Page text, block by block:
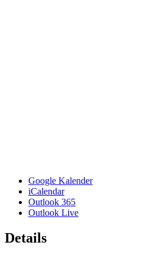
Google Kalender
iCalendar
Outlook 365
Outlook Live
Details